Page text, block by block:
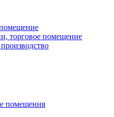
торговое помещение
помещения